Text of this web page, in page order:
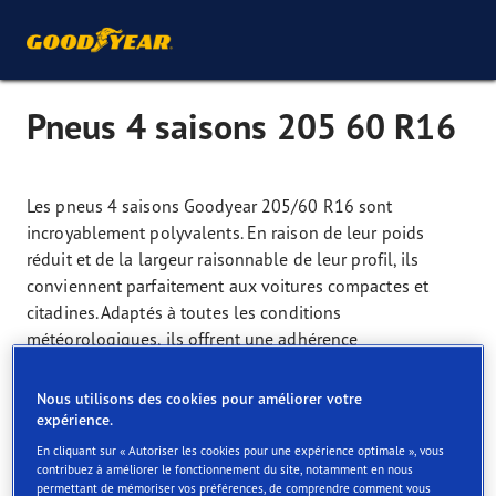
Pneus 4 saisons 205 60 R16
Les pneus 4 saisons Goodyear 205/60 R16 sont
incroyablement polyvalents. En raison de leur poids
réduit et de la largeur raisonnable de leur profil, ils
conviennent parfaitement aux voitures compactes et
citadines. Adaptés à toutes les conditions
météorologiques, ils offrent une adhérence
effet, la gomme moyennement tendre des pneus
4 saisons 205/60 R16 reste élastique toute l’année,
même lorsque les températures sont basses.
Leur taille réduite confère à ces pneus de nombreux
Nous utilisons des cookies pour améliorer votre
expérience.
En cliquant sur « Autoriser les cookies pour une expérience optimale », vous
contribuez à améliorer le fonctionnement du site, notamment en nous
permettant de mémoriser vos préférences, de comprendre comment vous